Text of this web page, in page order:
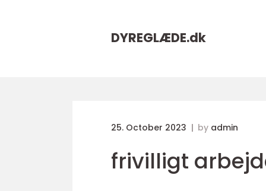
DYREGLÆDE.dk
25. October 2023 by admin
frivilligt